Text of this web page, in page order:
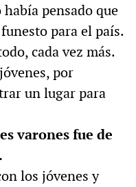
pensado que
para el país.
cada vez más.
por
un lugar para
varones fue de
los jóvenes y